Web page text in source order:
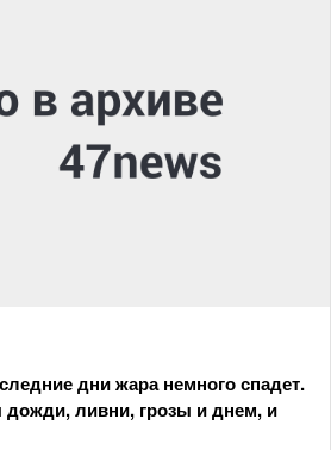
дни жара немного спадет.
ливни, грозы и днем, и